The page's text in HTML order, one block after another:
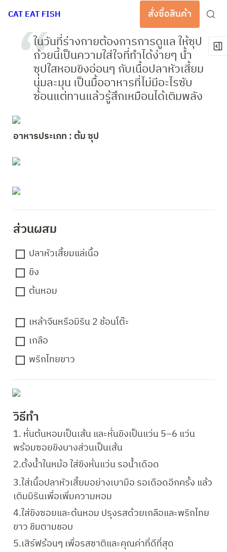
CAT EAT FISH สั่งซื้อสินค้า
ในวันที่ร่างกายต้องการการดูแล ให้ซุป
ถ้วยนี้เป็นความใส่ใจที่ทำได้ง่ายๆ น้ำ
ซุปใสหอมขิงอ่อนๆ กับเนื้อปลาหัวเสี้ยม
นุ่มละมุน เป็นมื้ออาหารที่ไม่มีอะไรซับ
ซ้อนแต่ทานแล้วรู้สึกเหมือนได้เติมพลัง
อาหารประเภท : ต้ม ซุป
ส่วนผสม
ปลาหัวเสี้ยมแล่เนื้อ
ขิง
ต้นหอม
เหล้าจีนหรือมิริน 2 ช้อนโต๊ะ
เกลือ
พริกไทยขาว
วิธีทำ
1. หั่นต้นหอมเป็นเส้น และหั่นขิงเป็นแว่น 5–6 แว่น
พร้อมซอยขิงบางส่วนเป็นเส้น
2.ตั้งน้ำในหม้อ ใส่ขิงหั่นแว่น รอน้ำเดือด
3.ใส่เนื้อปลาหัวเสี้ยมอย่างเบามือ รอเดือดอีกครั้ง แล้ว
เติมมิรินเพื่อเพิ่มความหอม
4.ใส่ขิงซอยและต้นหอม ปรุงรสด้วยเกลือและพริกไทย
ขาว ชิมตามชอบ
5.เสิร์ฟร้อนๆ เพื่อรสชาติและคุณค่าที่ดีที่สุด